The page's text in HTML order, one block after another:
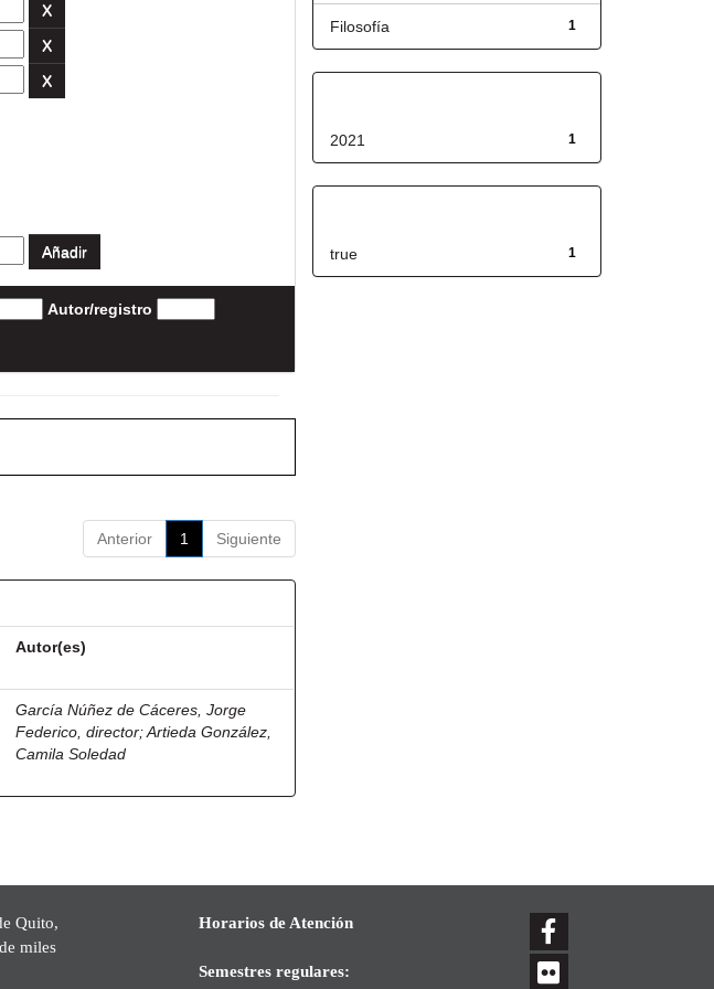
Autor/registro
Anterior 1 Siguiente
Autor(es)
García Núñez de Cáceres, Jorge
Federico, director;Artieda González,
Camila Soledad
1
Filosofía
1
2021
1
true
Quito,
miles
Horarios de Atención
Semestres regulares: